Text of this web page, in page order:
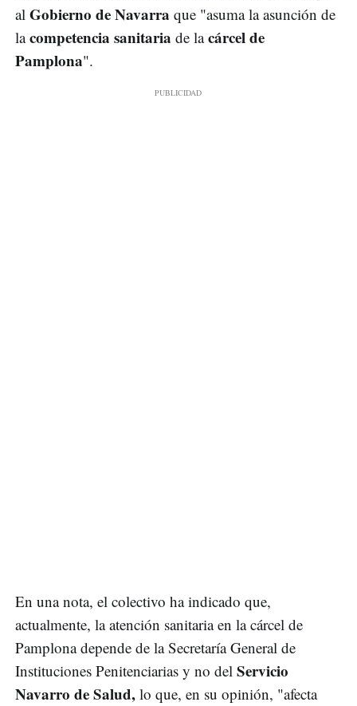
al Gobierno de Navarra que "asuma la asunción de
lacompetencia sanitaria de lacárcel de
Pamplona".
En una nota, el colectivo ha indicado que,
actualmente, la atención sanitaria en la cárcel de
Pamplona depende de la Secretaría General de
Instituciones Penitenciarias y no del Servicio
Navarro de Salud, lo que, en su opinión, "afecta